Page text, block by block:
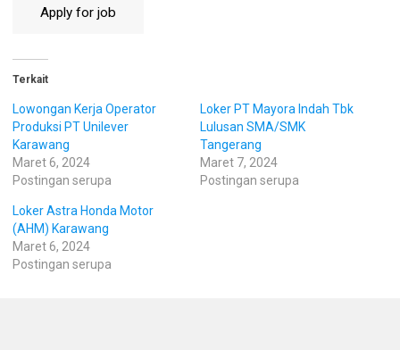
Terkait
Lowongan Kerja Operator
Produksi PT Unilever
Karawang
Maret 6, 2024
Postingan serupa
Loker PT Mayora Indah Tbk
Lulusan SMA/SMK
Tangerang
Maret 7, 2024
Postingan serupa
Loker Astra Honda Motor
(AHM) Karawang
Maret 6, 2024
Postingan serupa